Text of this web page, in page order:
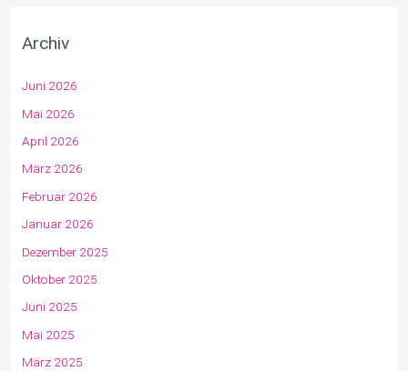
Archiv
Juni 2026
Mai 2026
April 2026
März 2026
Februar 2026
Januar 2026
Dezember 2025
Oktober 2025
Juni 2025
Mai 2025
März 2025